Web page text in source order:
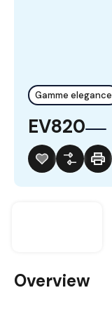
Gamme elegance
EV820
Overview